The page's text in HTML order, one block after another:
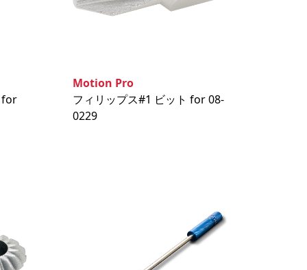
for
Motion Pro
フィリップス#1 ビット for 08-
0229